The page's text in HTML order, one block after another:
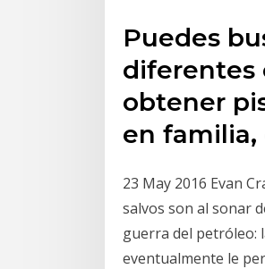
Puedes
diferentes
obtener
en familia,
23 May 2016 Evan
salvos son al sonar
guerra del petróleo:
eventualmente le